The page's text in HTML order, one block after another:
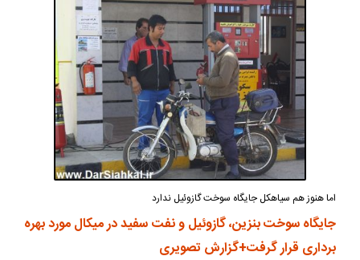
اما هنوز هم سیاهکل جایگاه سوخت گازوئیل ندارد
جایگاه سوخت بنزین، گازوئیل و نفت سفید در میکال مورد بهره
برداری قرار گرفت+گزارش تصویری